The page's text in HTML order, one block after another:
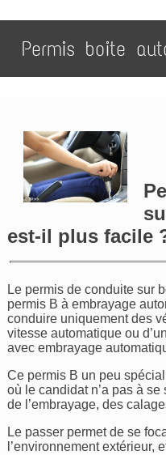
Permis boite
est-il plus facile
Le permis de conduite sur
permis B à embrayage
conduire uniquement des
vitesse automatique ou
avec embrayage
Ce permis B un peu
où le candidat n’a pas à
de l’embrayage, des
Le passer permet de se
l’environnement extérieur,